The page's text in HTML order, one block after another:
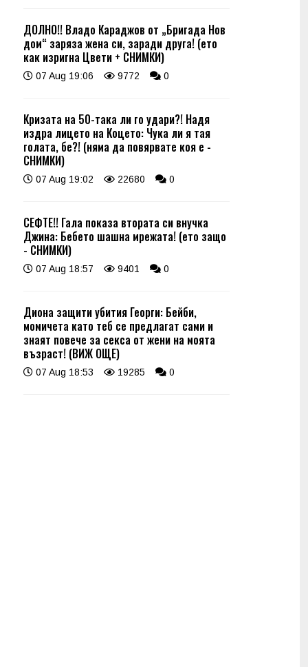
ДОЛНО!! Владо Караджов от „Бригада Нов
дом“ заряза жена си, заради друга! (ето
как изригна Цвети + СНИМКИ)
07 Aug 19:06 9772 0
Кризата на 50-така ли го удари?! Надя
издра лицето на Коцето: Чука ли я тая
голата, бе?! (няма да повярвате коя е -
СНИМКИ)
07 Aug 19:02 22680 0
СЕФТЕ!! Гала показа втората си внучка
Джина: Бебето шашна мрежата! (ето защо
- СНИМКИ)
07 Aug 18:57 9401 0
Диона защити убития Георги: Бейби,
момичета като теб се предлагат сами и
знаят повече за секса от жени на моята
възраст! (ВИЖ ОЩЕ)
07 Aug 18:53 19285 0